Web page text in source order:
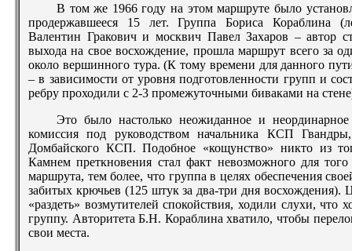
В том же 1966 году на этом маршруте было
продержавшееся 15 лет. Группа Бориса Кораблина
Валентин Гракович и москвич Павел Захаров – автор
выхода на свое восхождение, прошла маршрут всего за
около вершинного тура. (К тому времени для данного
– в зависимости от уровня подготовленности групп и
ребру проходили с 2-3 промежуточными биваками на
Это было настолько неожиданное и
комиссия под руководством начальника КСП
Домбайского КСП. Подобное «кощунство» никто из
Камнем преткновения стал факт невозможного для
маршрута, тем более, что группа в целях обеспечения
забитых крючьев (125 штук за два-три дня восхождения).
«раздеть» возмутителей спокойствия, ходили слухи,
группу. Авторитета Б.Н. Кораблина хватило, чтобы
свои места.